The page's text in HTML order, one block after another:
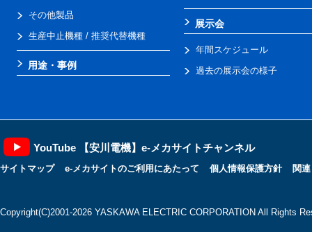
その他製品
生産中止機種 / 推奨代替機種
用途・事例
展示会
年間スケジュール
過去の展示会の様子
YouTube 【安川電機】e-メカサイトチャンネル
サイトマップ e-メカサイトのご利用にあたって 個人情報保護方針 関
Copyright(C)2001‐2026 YASKAWA ELECTRIC CORPORATION All Rights